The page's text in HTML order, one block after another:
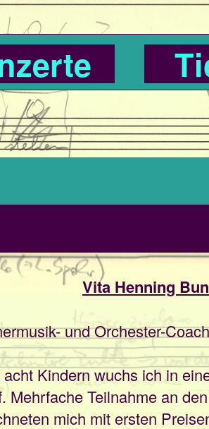
Vita Henning
und Orchester-
Kindern wuchs ich in
Mehrfache Teilnahme an
mich mit ersten